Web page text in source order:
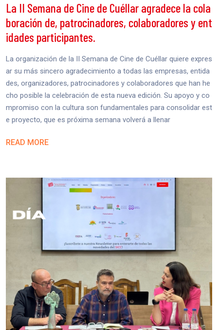
La II Semana de Cine de Cuéllar agradece la cola
boración de, patrocinadores, colaboradores y ent
idades participantes.
La organización de la II Semana de Cine de Cuéllar quiere expres
ar su más sincero agradecimiento a todas las empresas, entida
des, organizadores, patrocinadores y colaboradores que han he
cho posible la celebración de esta nueva edición. Su apoyo y co
mpromiso con la cultura son fundamentales para consolidar est
e proyecto, que es próxima semana volverá a llenar
READ MORE